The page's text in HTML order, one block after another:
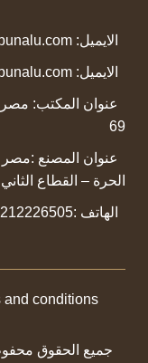
الايميل:
الايميل:
عنوان المكتب:
69
عنوان المصنع :مصر
الحرة – القطاع الثاني (٢+٤) – تيدا
الهاتف :
and conditions